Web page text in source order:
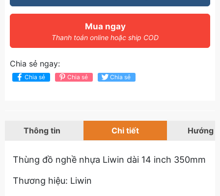
Mua ngay
Thanh toán online hoặc ship COD
Chia sẻ ngay:
Chia sẻ Chia sẻ Chia sẻ
Thông tin Chi tiết Hướng
Thùng đồ nghề nhựa Liwin dài 14 inch 350mm
Thương hiệu: Liwin